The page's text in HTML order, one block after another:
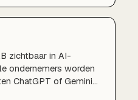
zichtbaar in AI-
ondernemers worden
ChatGPT of Gemini